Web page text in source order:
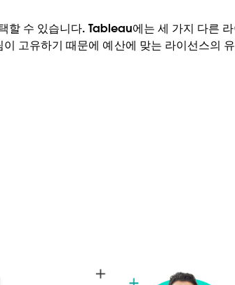
할 수 있습니다. Tableau에는 세 가지 다른
고유하기 때문에 예산에 맞는 라이선스의